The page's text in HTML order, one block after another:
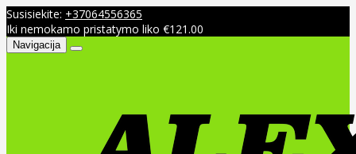
Susisiekite: +37064556365
Iki nemokamo pristatymo liko €121.00
Navigacija